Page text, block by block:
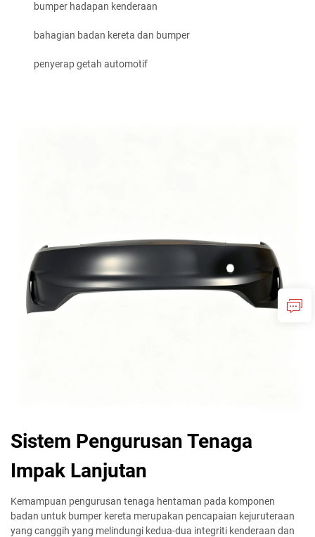
bumper hadapan kenderaan
bahagian badan kereta dan bumper
penyerap getah automotif
Sistem Pengurusan Tenaga
Impak Lanjutan
Kemampuan pengurusan tenaga hentaman pada komponen
badan untuk bumper kereta merupakan pencapaian kejuruteraan
yang canggih yang melindungi kedua-dua integriti kenderaan dan